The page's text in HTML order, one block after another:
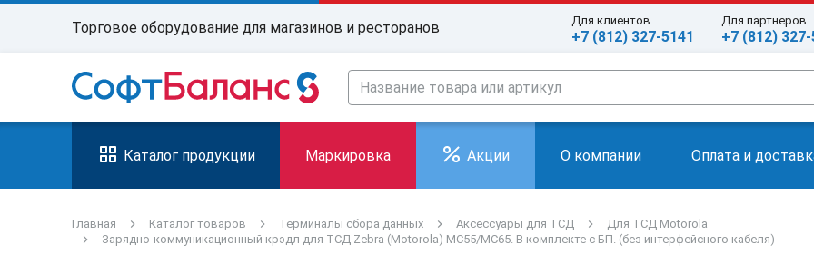
Торговое оборудование для магазинов и ресторанов Для клиентов
+7 (812) 327-5141
Для партнеров
+7 (812)
Каталог продукции Маркировка Акции О компании Оплата и
Главная Каталог товаров Терминалы сбора данных Аксессуары для ТСД
Для ТСД Motorola
Зарядно-коммуникационный крэдл для ТСД Zebra (Motorola) MC55/МС65. В комплекте с БП. (без интерфейсного кабеля)